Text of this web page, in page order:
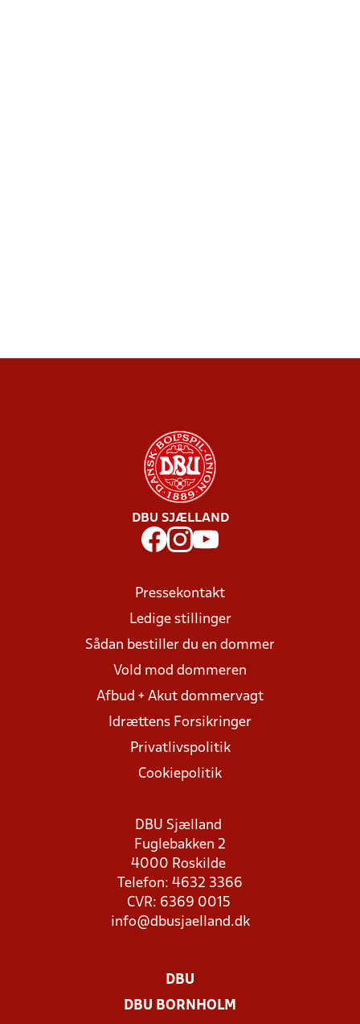
DBU SJÆLLAND
Pressekontakt
Ledige stillinger
Sådan bestiller du en dommer
Vold mod dommeren
Afbud + Akut dommervagt
Idrættens Forsikringer
Privatlivspolitik
Cookiepolitik
DBU Sjælland
Fuglebakken 2
4000 Roskilde
Telefon: 4632 3366
CVR: 6369 0015
info@dbusjaelland.dk
DBU
DBU BORNHOLM